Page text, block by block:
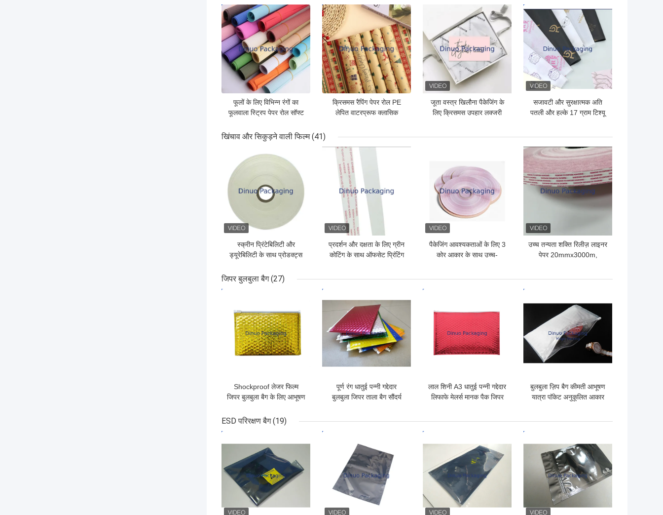
फूलों के लिए विभिन्न रंगों का
फूलवाला स्ट्रिप पेपर रोल सॉफ्ट
उपहार पैकेजिंग
सबसे अच्छी कीमत
क्रिसमस रैपिंग पेपर रोल PE
लेपित वाटरप्रूफ क्लासिक
सबसे अच्छी कीमत
जूता वस्त्र खिलौना पैकेजिंग के
लिए क्रिसमस उपहार लक्जरी
सजावटी और सुरक्षात्मक अति
पतली और हल्के 17 ग्राम टिश्यू
सबसे अच्छी कीमत
खिंचाव और सिकुड़ने वाली फिल्म (41)
स्क्रीन प्रिंटेबिलिटी और
ड्यूरेबिलिटी के साथ प्रोडक्ट्स
सबसे अच्छी कीमत
प्रदर्शन और दक्षता के लिए ग्रीन
कोटिंग के साथ ऑफसेट प्रिंटिंग
सबसे अच्छी कीमत
पैकेजिंग आवश्यकताओं के लिए 3
कोर आकार के साथ उच्च-
उच्च तन्यता शक्ति रिलीज़ लाइनर
पेपर 20mmx3000m,
सबसे अच्छी कीमत
जिपर बुलबुला बैग (27)
Shockproof लेजर फिल्म
जिपर बुलबुला बैग के लिए आभूषण
पूर्ण रंग धातुई पन्नी गद्देदार
बुलबुला जिपर ताला बैग सौंदर्य
लाल शिनी A3 धातुई पन्नी गद्देदार
लिफाफे मेलर्स मानक पैक जिपर
बुलबुला ज़िप बैग कीमती आभूषण
यात्रा पॉकेट अनुकूलित आकार
ESD परिरक्षण बैग (19)